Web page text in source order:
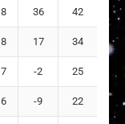
24
36 42
17 34
-2 25
-9 22